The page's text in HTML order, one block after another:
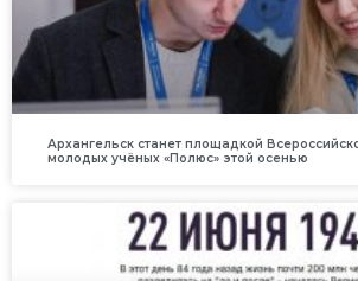
Архангельск станет площадкой
молодых учёных «Полюс» этой осенью